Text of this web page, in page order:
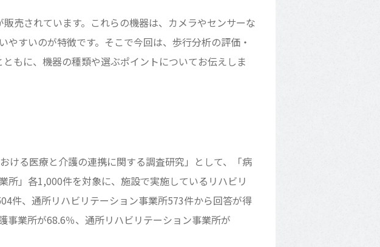
売されています。これらの機器は、カメラやセンサーな
すいのが特徴です。そこで今回は、歩行分析の評価・
もに、機器の種類や選ぶポイントについてお伝えしま
ける医療と介護の連携に関する調査研究」として、「病
」各1,000件を対象に、施設で実施しているリハビリ
件、通所リハビリテーション事業所573件から回答が得
事業所が68.6％、通所リハビリテーション事業所が